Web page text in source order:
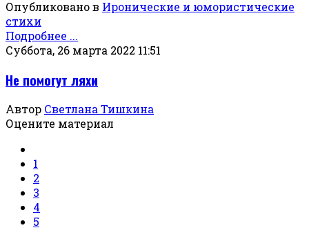
Опубликовано в Иронические и юмористические
стихи
Подробнее ...
Суббота, 26 марта 2022 11:51
Не помогут ляхи
Автор Светлана Тишкина
Оцените материал
1
2
3
4
5